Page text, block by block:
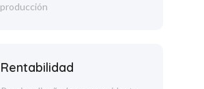
producción
Rentabilidad